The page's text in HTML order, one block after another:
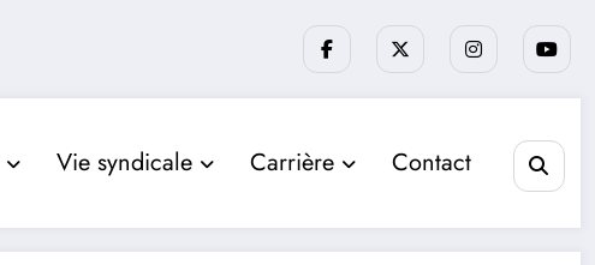
Vie syndicale Carrière Contact